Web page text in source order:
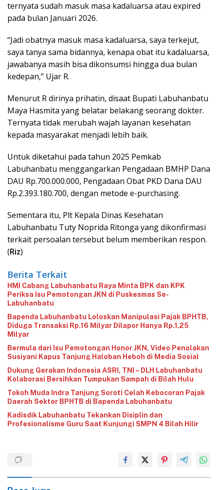
ternyata sudah masuk masa kadaluarsa atau expired
pada bulan Januari 2026.
“Jadi obatnya masuk masa kadaluarsa, saya terkejut,
saya tanya sama bidannya, kenapa obat itu kadaluarsa,
jawabanya masih bisa dikonsumsi hingga dua bulan
kedepan,” Ujar R.
Menurut R dirinya prihatin, disaat Bupati Labuhanbatu
Maya Hasmita yang belatar belakang seorang dokter.
Ternyata tidak merubah wajah layanan kesehatan
kepada masyarakat menjadi lebih baik.
Untuk diketahui pada tahun 2025 Pemkab
Labuhanbatu menggangarkan Pengadaan BMHP Dana
DAU Rp.700.000.000, Pengadaan Obat PKD Dana DAU
Rp.2.393.180.700, dengan metode e-purchasing.
Sementara itu, Plt Kepala Dinas Kesehatan
Labuhanbatu Tuty Noprida Ritonga yang dikonfirmasi
terkait persoalan tersebut belum memberikan respon.
(Riz)
Berita Terkait
‎HMI Cabang Labuhanbatu Raya Minta BPK dan KPK
Periksa Isu Pemotongan JKN di Puskesmas Se-
Labuhanbatu‎‎
‎Bapenda Labuhanbatu Loloskan Manipulasi Pajak BPHTB,
Diduga Transaksi Rp.16 Milyar Dilapor Hanya Rp.1,25
Milyar
‎Bermula dari Isu Pemotongan Honor JKN, Video Penolakan
Susiyani Kapus Tanjung Haloban Heboh di Media Sosial‎‎‎‎
‎Dukung Gerakan Indonesia ASRI, TNI – DLH Labuhanbatu
Kolaborasi Bersihkan Tumpukan Sampah di Bilah Hulu
‎Tokoh Muda Indra Tanjung Soroti Celah Kebocoran Pajak
Daerah Sektor BPHTB di Bapenda Labuhanbatu
‎Kadisdik Labuhanbatu Tekankan Disiplin dan
Profesionalisme Guru Saat Kunjungi SMPN 4 Bilah Hilir